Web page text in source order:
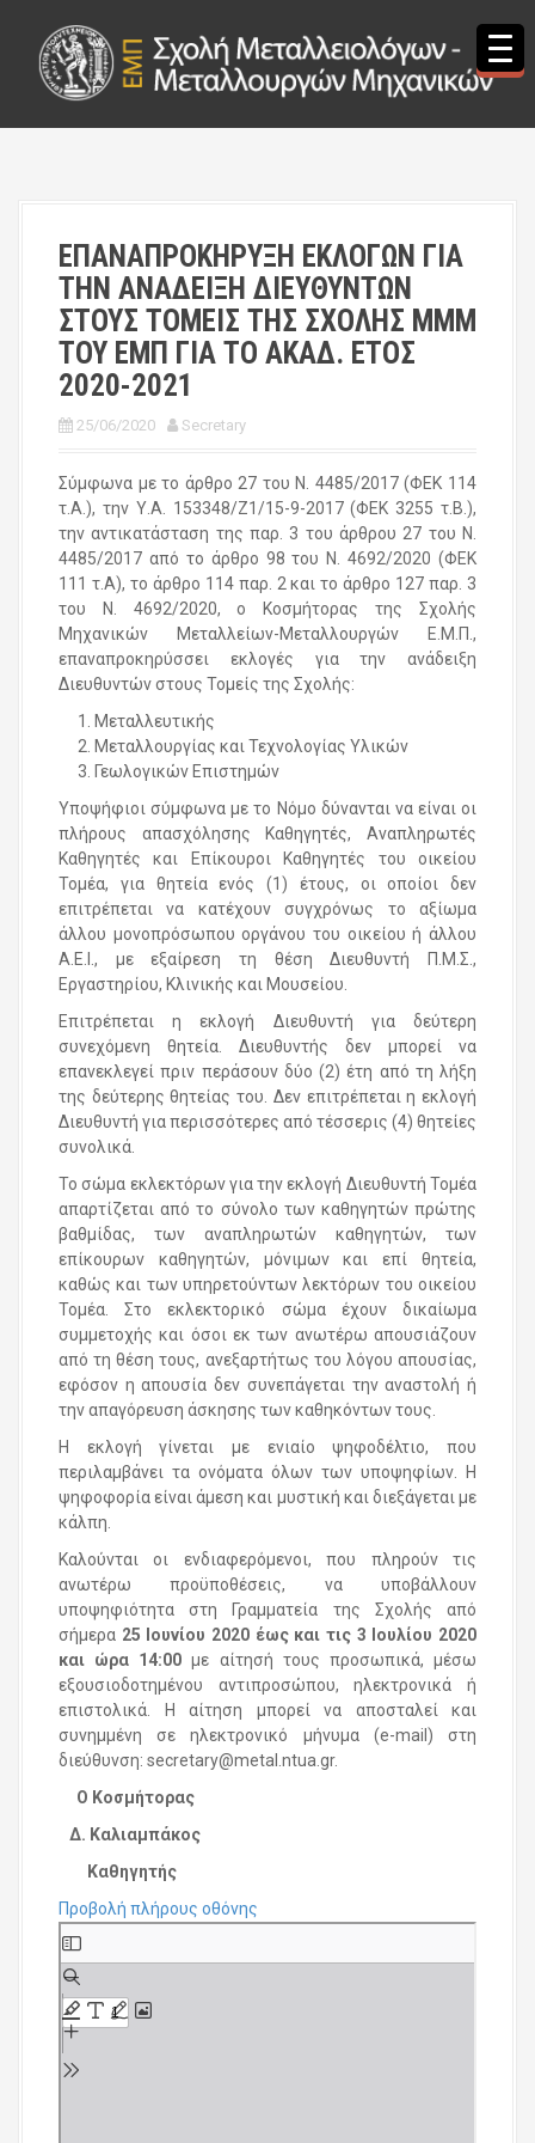
ΕΠΑΝΑΠΡΟΚΗΡΥΞΗ ΕΚΛΟΓΩΝ ΓΙΑ
ΤΗΝ ΑΝΑΔΕΙΞΗ ΔΙΕΥΘΥΝΤΩΝ
ΣΤΟΥΣ ΤΟΜΕΙΣ ΤΗΣ ΣΧΟΛΗΣ ΜΜΜ
ΤΟΥ ΕΜΠ ΓΙΑ ΤΟ ΑΚΑΔ. ΕΤΟΣ
2020-2021
25/06/2020 Secretary
Σύμφωνα με το άρθρο 27 του Ν. 4485/2017 (ΦΕΚ 114
τ.Α.), την Υ.Α. 153348/Ζ1/15-9-2017 (ΦΕΚ 3255 τ.Β.),
την αντικατάσταση της παρ. 3 του άρθρου 27 του Ν.
4485/2017 από το άρθρο 98 του Ν. 4692/2020 (ΦΕΚ
111 τ.Α), το άρθρο 114 παρ. 2 και το άρθρο 127 παρ. 3
του Ν. 4692/2020, ο Κοσμήτορας της Σχολής
Μηχανικών Μεταλλείων-Μεταλλουργών Ε.Μ.Π.,
επαναπροκηρύσσει εκλογές για την ανάδειξη
Διευθυντών στους Τομείς της Σχολής:
Μεταλλευτικής
Μεταλλουργίας και Τεχνολογίας Υλικών
Γεωλογικών Επιστημών
Υποψήφιοι σύμφωνα με το Νόμο δύνανται να είναι οι
πλήρους απασχόλησης Καθηγητές, Αναπληρωτές
Καθηγητές και Επίκουροι Καθηγητές του οικείου
Τομέα, για θητεία ενός (1) έτους, οι οποίοι δεν
επιτρέπεται να κατέχουν συγχρόνως το αξίωμα
άλλου μονοπρόσωπου οργάνου του οικείου ή άλλου
Α.Ε.Ι., με εξαίρεση τη θέση Διευθυντή Π.Μ.Σ.,
Εργαστηρίου, Κλινικής και Μουσείου.
Επιτρέπεται η εκλογή Διευθυντή για δεύτερη
συνεχόμενη θητεία. Διευθυντής δεν μπορεί να
επανεκλεγεί πριν περάσουν δύο (2) έτη από τη λήξη
της δεύτερης θητείας του. Δεν επιτρέπεται η εκλογή
Διευθυντή για περισσότερες από τέσσερις (4) θητείες
συνολικά.
Το σώμα εκλεκτόρων για την εκλογή Διευθυντή Τομέα
απαρτίζεται από το σύνολο των καθηγητών πρώτης
βαθμίδας, των αναπληρωτών καθηγητών, των
επίκουρων καθηγητών, μόνιμων και επί θητεία,
καθώς και των υπηρετούντων λεκτόρων του οικείου
Τομέα. Στο εκλεκτορικό σώμα έχουν δικαίωμα
συμμετοχής και όσοι εκ των ανωτέρω απουσιάζουν
από τη θέση τους, ανεξαρτήτως του λόγου απουσίας,
εφόσον η απουσία δεν συνεπάγεται την αναστολή ή
την απαγόρευση άσκησης των καθηκόντων τους.
H εκλογή γίνεται με ενιαίο ψηφοδέλτιο, που
περιλαμβάνει τα ονόματα όλων των υποψηφίων. Η
ψηφοφορία είναι άμεση και μυστική και διεξάγεται με
κάλπη.
Καλούνται οι ενδιαφερόμενοι, που πληρούν τις
ανωτέρω προϋποθέσεις, να υποβάλλουν
υποψηφιότητα στη Γραμματεία της Σχολής από
σήμερα 25 Ιουνίου 2020 έως και τις 3 Ιουλίου 2020
και ώρα 14:00 με αίτησή τους προσωπικά, μέσω
εξουσιοδοτημένου αντιπροσώπου, ηλεκτρονικά ή
επιστολικά. Η αίτηση μπορεί να αποσταλεί και
συνημμένη σε ηλεκτρονικό μήνυμα (e-mail) στη
διεύθυνση: secretary@metal.ntua.gr.
Ο Κοσμήτορας
Δ. Καλιαμπάκος
Καθηγητής
Προβολή πλήρους οθόνης
S
k
p
t
o
P